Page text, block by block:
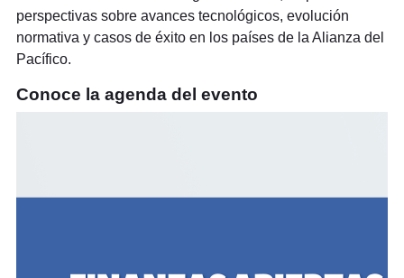
perspectivas sobre avances tecnológicos, evolución
normativa y casos de éxito en los países de la Alianza del
Pacífico.
Conoce la agenda del evento​​​​​​​